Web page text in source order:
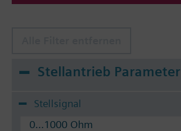
Stellantrieb Parameter
Stellsignal
0...1000 Ohm